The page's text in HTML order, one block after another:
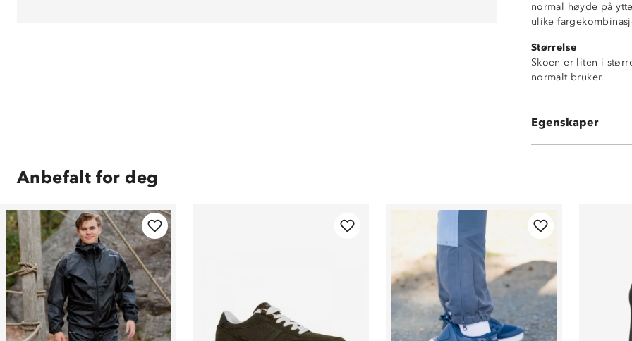
normal høyde på
ulike
Størrelse
Skoen er liten i
normalt bruker.
Egenskaper
Lettvekt
Myk
Vanlig høyde
Anbefalt for deg